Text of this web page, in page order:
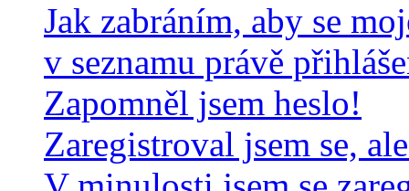
Jak zabráním, aby se
v seznamu právě
Zapomněl jsem heslo!
Zaregistroval jsem se,